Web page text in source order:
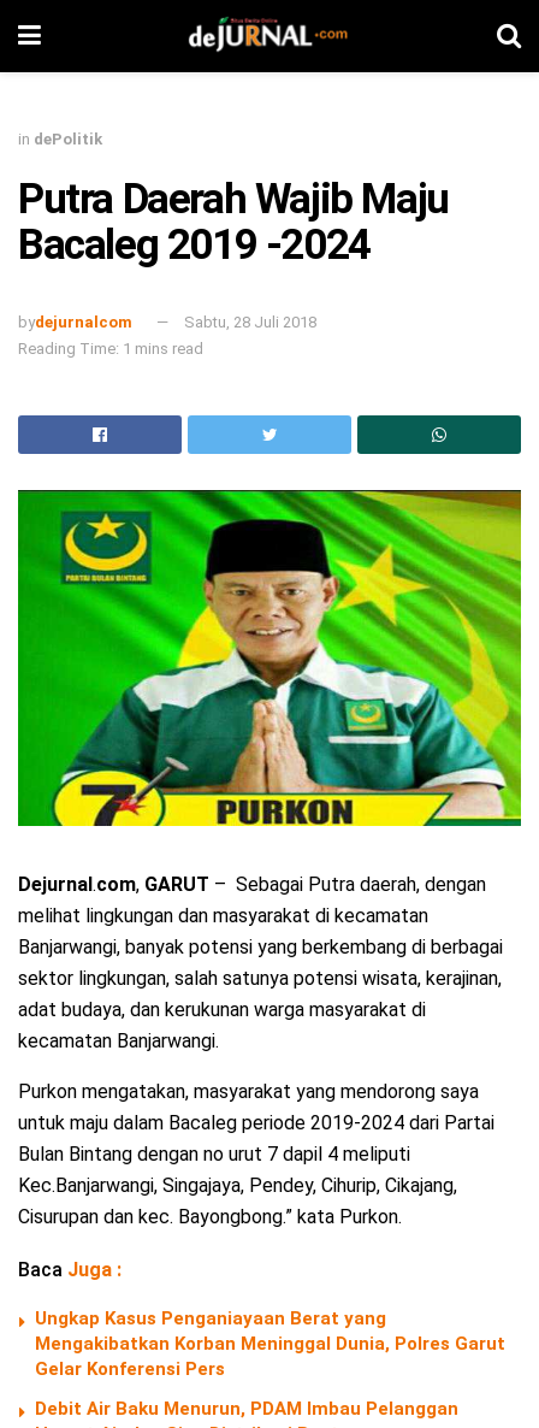
in dePolitik
Putra Daerah Wajib Maju
Bacaleg 2019 -2024
bydejurnalcom
Sabtu, 28 Juli 2018
Reading Time: 1 mins read
Dejurnal.com, GARUT – Sebagai Putra daerah, dengan
melihat lingkungan dan masyarakat di kecamatan
Banjarwangi, banyak potensi yang berkembang di berbagai
sektor lingkungan, salah satunya potensi wisata, kerajinan,
adat budaya, dan kerukunan warga masyarakat di
kecamatan Banjarwangi.
Purkon mengatakan, masyarakat yang mendorong saya
untuk maju dalam Bacaleg periode 2019-2024 dari Partai
Bulan Bintang dengan no urut 7 dapil 4 meliputi
Kec.Banjarwangi, Singajaya, Pendey, Cihurip, Cikajang,
Cisurupan dan kec. Bayongbong.” kata Purkon.
Baca Juga :
Ungkap Kasus Penganiayaan Berat yang
Mengakibatkan Korban Meninggal Dunia, Polres Garut
Gelar Konferensi Pers
Debit Air Baku Menurun, PDAM Imbau Pelanggan